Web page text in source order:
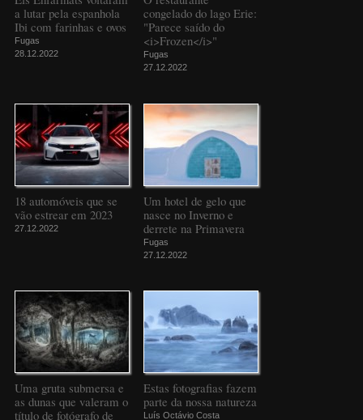
a lutar pela espanhola
Ibi com farinhas e ovos
Fugas
28.12.2022
congelado do lago Erie:
"Parece saído do
<i>Frozen</i>"
Fugas
27.12.2022
18 automóveis que se
vão estrear em 2023
27.12.2022
Um hotel de gelo que
nasce no Inverno e
derrete na Primavera
Fugas
27.12.2022
Uma gruta submersa e
as dunas que valeram o
título de fotógrafo de
Estas fotografias fazem
parte da nossa natureza
Luís Octávio Costa